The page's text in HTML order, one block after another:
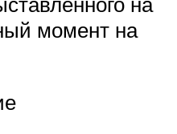
момент на